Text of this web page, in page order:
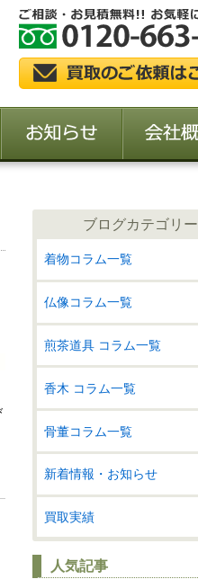
ブログカテゴリー
着物コラム一覧
仏像コラム一覧
煎茶道具 コラム一覧
香木 コラム一覧
骨董コラム一覧
新着情報・お知らせ
買取実績
人気記事